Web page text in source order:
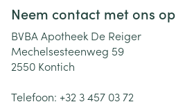
Neem contact met ons op
BVBA Apotheek De Reiger
Mechelsesteenweg 59
2550 Kontich
Telefoon: +32 3 457 03 72